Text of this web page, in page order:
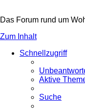
Das Forum rund um
Zum Inhalt
Schnellzugriff
Aktive
Suche